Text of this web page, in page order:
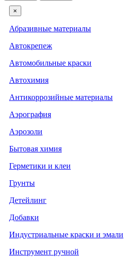
×
Абразивные материалы
Автокрепеж
Автомобильные краски
Автохимия
Антикоррозийные материалы
Аэрография
Аэрозоли
Бытовая химия
Герметики и клеи
Грунты
Детейлинг
Добавки
Индустриальные краски и эмали
Инструмент ручной